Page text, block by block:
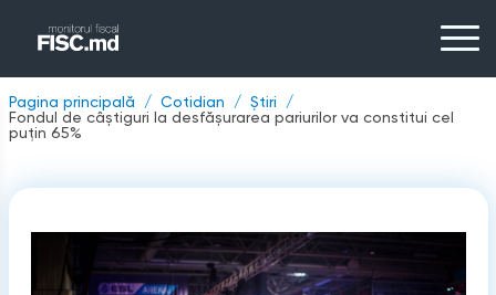
Pagina principală Cotidian
Știri
Fondul de câştiguri la desfăşurarea pariurilor va constitui cel
puţin 65%